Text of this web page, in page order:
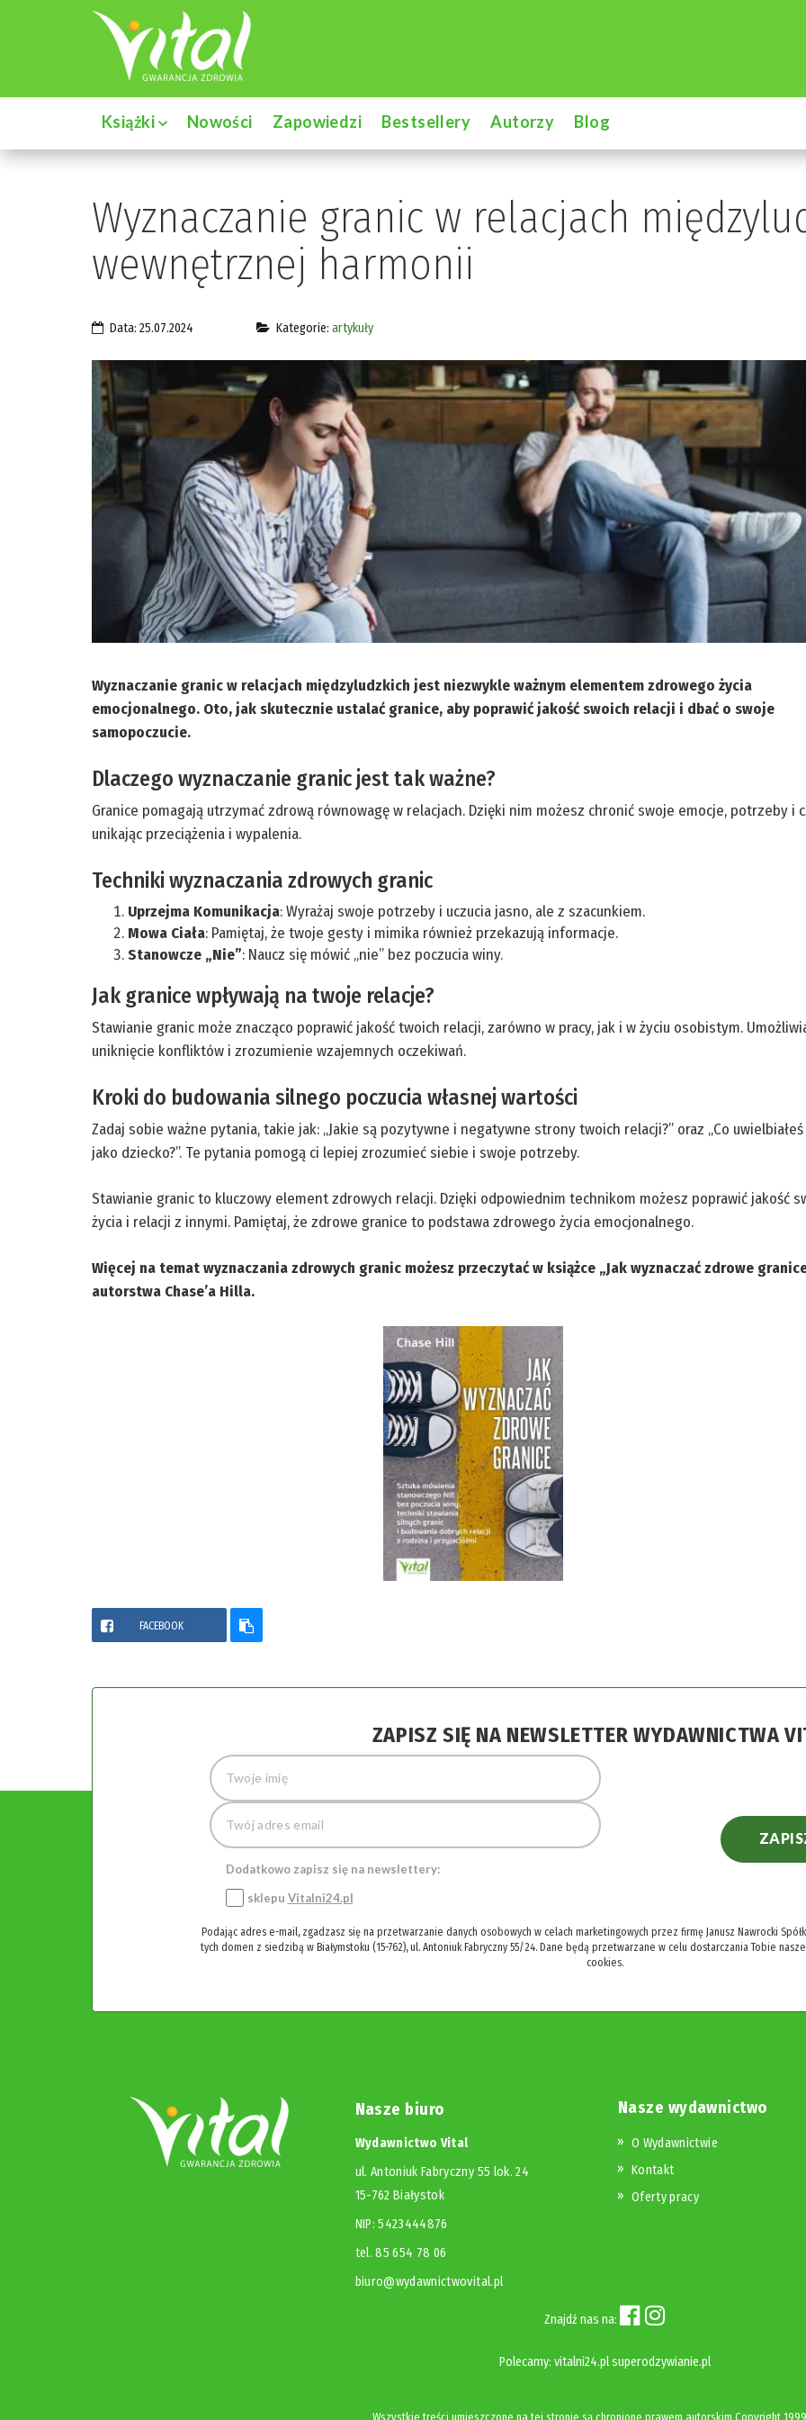
Książki Nowości Zapowiedzi Bestsellery Autorzy Blog
Wyznaczanie granic w relacjach
wewnętrznej harmonii
Data: 25.07.2024 Kategorie: artykuły
Wyznaczanie granic w relacjach międzyludzkich jest niezwykle ważnym elementem zdrowego życia
emocjonalnego. Oto, jak skutecznie ustalać granice, aby poprawić jakość swoich relacji i dbać o swoje
samopoczucie.
Dlaczego wyznaczanie granic jest tak ważne?
Granice pomagają utrzymać zdrową równowagę w relacjach. Dzięki nim możesz chronić swoje emocje, potrzeby i
unikając przeciążenia i wypalenia.
Techniki wyznaczania zdrowych granic
Uprzejma Komunikacja: Wyrażaj swoje potrzeby i uczucia jasno, ale z szacunkiem.
Mowa Ciała: Pamiętaj, że twoje gesty i mimika również przekazują informacje.
Stanowcze „Nie”: Naucz się mówić „nie” bez poczucia winy.
Jak granice wpływają na twoje relacje?
Stawianie granic może znacząco poprawić jakość twoich relacji, zarówno w pracy, jak i w życiu osobistym.
uniknięcie konfliktów i zrozumienie wzajemnych oczekiwań.
Kroki do budowania silnego poczucia własnej wartości
Zadaj sobie ważne pytania, takie jak: „Jakie są pozytywne i negatywne strony twoich relacji?” oraz „Co
jako dziecko?”. Te pytania pomogą ci lepiej zrozumieć siebie i swoje potrzeby.
Stawianie granic to kluczowy element zdrowych relacji. Dzięki odpowiednim technikom możesz poprawić jakość
życia i relacji z innymi. Pamiętaj, że zdrowe granice to podstawa zdrowego życia emocjonalnego.
Więcej na temat wyznaczania zdrowych granic możesz przeczytać w książce „Jak wyznaczać zdrowe
autorstwa Chase’a Hilla.
FACEBOOK
ZAPISZ SIĘ NA NEWSLETTER WYDAWNICTWA
Dodatkowo zapisz się na newslettery:
sklepu Vitalni24.pl
Podając adres e-mail, zgadzasz się na przetwarzanie danych osobowych w celach marketingowych przez firmę Janusz Nawrocki
tych domen z siedzibą w Białymstoku (15-762), ul. Antoniuk Fabryczny 55/24. Dane będą przetwarzane w celu dostarczania Tobie
cookies.
Nasze biuro
Wydawnictwo Vital
ul. Antoniuk Fabryczny 55 lok. 24
15-762 Białystok
NIP: 5423444876
tel. 85 654 78 06
biuro@wydawnictwovital.pl
Nasze wydawnictwo
O Wydawnictwie
Kontakt
Oferty pracy
Znajdź nas na:
Polecamy: vitalni24.pl superodzywianie.pl
Wszystkie treści umieszczone na tej stronie są chronione prawem autorskim Copyright